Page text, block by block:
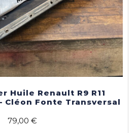
Huile Renault R9 R11
Cléon Fonte Transversal
79,00 €